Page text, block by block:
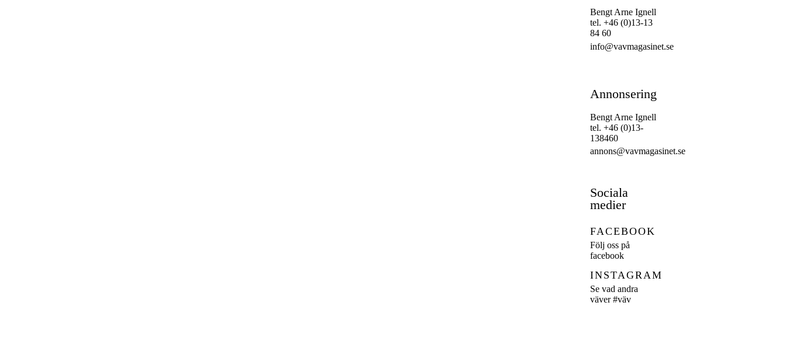
Bengt Arne Ignell
tel. +46 (0)13-13
84 60
info@vavmagasinet.se
Annonsering
Bengt Arne Ignell
tel. +46 (0)13-
138460
annons@vavmagasinet.se
Sociala
medier
FACEBOOK
Följ oss på
facebook
INSTAGRAM
Se vad andra
väver#väv